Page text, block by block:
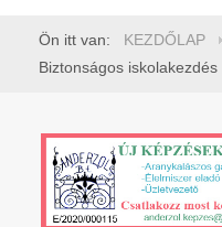
Ön itt van: KEZDŐLAP
Biztonságos iskolakezdés